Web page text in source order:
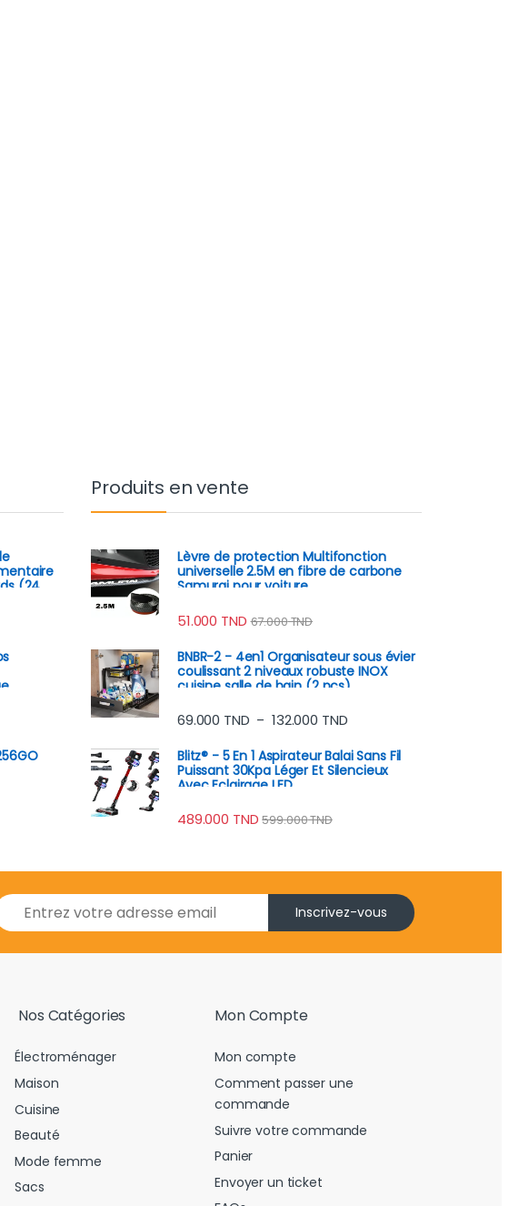
(24
Produits en vente
Lèvre de protection Multifonction
universelle 2.5M en fibre de carbone
Samurai pour voiture
51.000 TND 67.000TND
BNBR-2 - 4en1 Organisateur sous évier
coulissant 2 niveaux robuste INOX
cuisine salle de bain (2 pcs)
69.000 TND – 132.000 TNDPlage de prix : 69.000 TND
Blitz® - 5 En 1 Aspirateur Balai Sans Fil
Puissant 30Kpa Léger Et Silencieux
Avec Eclairage LED
489.000 TND 599.000TND
Inscrivez-vous
Nos Catégories
Électroménager
Maison
Cuisine
Beauté
Mode femme
Sacs
Mon Compte
Mon compte
Comment passer une
commande
Suivre votre commande
Panier
Envoyer un ticket